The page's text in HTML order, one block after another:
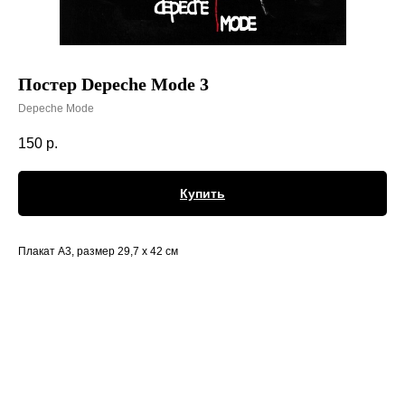
Постер Depeche Mode 3
Depeche Mode
150 р.
Купить
Плакат А3, размер 29,7 х 42 см